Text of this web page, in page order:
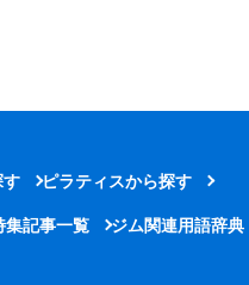
す ピラティスから探す
集記事一覧 ジム関連用語辞典